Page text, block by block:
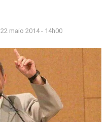
22 maio 2014 - 14h00